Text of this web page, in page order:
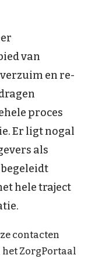
van
en re-
proces
Er ligt nogal
als
hele traject
contacten
ZorgPortaal